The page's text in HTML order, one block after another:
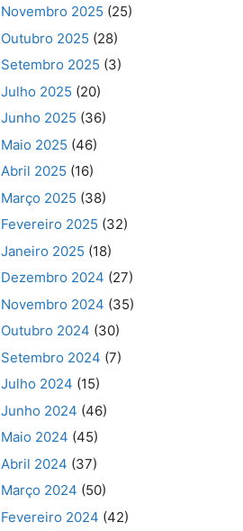
Novembro 2025 (25)
Outubro 2025 (28)
Setembro 2025 (3)
Julho 2025 (20)
Junho 2025 (36)
Maio 2025 (46)
Abril 2025 (16)
Março 2025 (38)
Fevereiro 2025 (32)
Janeiro 2025 (18)
Dezembro 2024 (27)
Novembro 2024 (35)
Outubro 2024 (30)
Setembro 2024 (7)
Julho 2024 (15)
Junho 2024 (46)
Maio 2024 (45)
Abril 2024 (37)
Março 2024 (50)
Fevereiro 2024 (42)